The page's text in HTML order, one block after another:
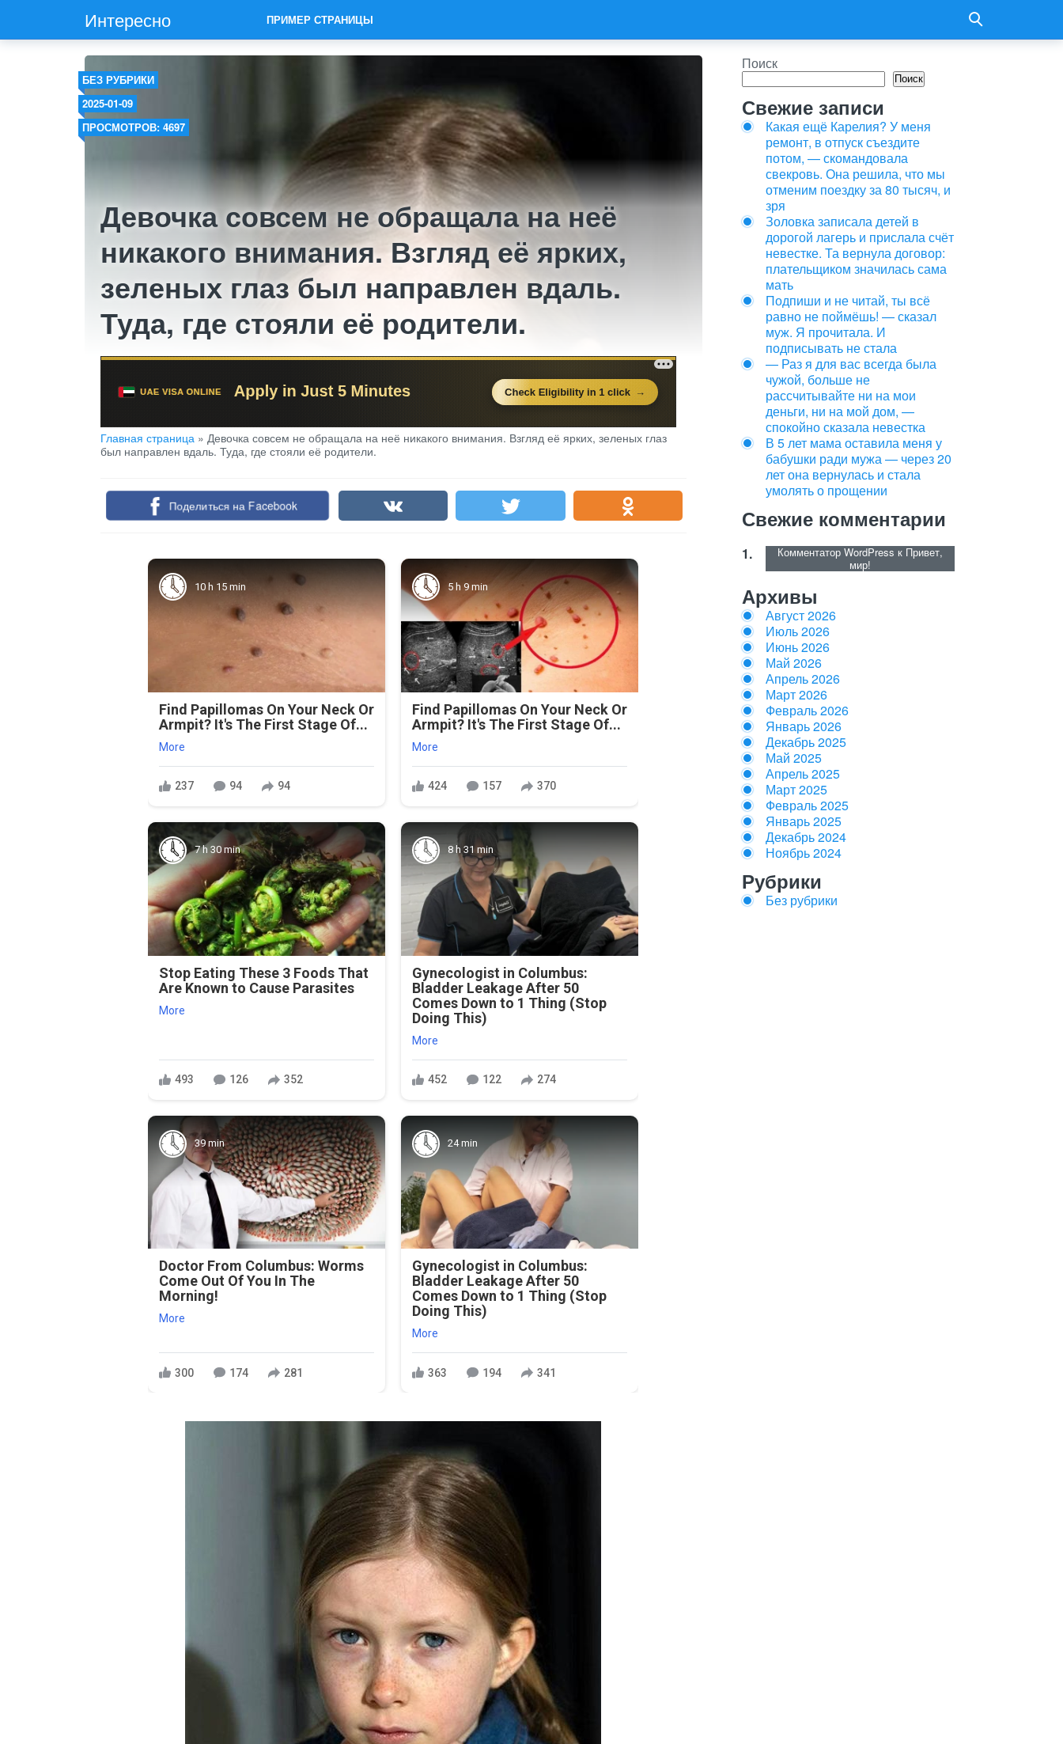
Интересно ПРИМЕР СТРАНИЦЫ
БЕЗ РУБРИКИ
2025-01-09
ПРОСМОТРОВ: 4697
Девочка совсем не обращала на неё
никакого внимания. Взгляд её ярких,
зеленых глаз был направлен вдаль.
Туда, где стояли её родители.
Главная страница » Девочка совсем не обращала на неё никакого внимания. Взгляд её ярких, зеленых глаз
был направлен вдаль. Туда, где стояли её родители.
Поделиться на Facebook
10 h 15 min
Find Papillomas On Your Neck Or
Armpit? It's The First Stage Of...
More
237 94 94
5 h 9 min
Find Papillomas On Your Neck Or
Armpit? It's The First Stage Of...
More
424 157 370
7 h 30 min
Stop Eating These 3 Foods That
Are Known to Cause Parasites
More
493 126 352
8 h 31 min
Gynecologist in Columbus:
Bladder Leakage After 50
Comes Down to 1 Thing (Stop
Doing This)
More
452 122 274
39 min
Doctor From Columbus: Worms
Come Out Of You In The
Morning!
More
300 174 281
24 min
Gynecologist in Columbus:
Bladder Leakage After 50
Comes Down to 1 Thing (Stop
Doing This)
More
363 194 341
Поиск
Поиск
Свежие записи
Какая ещё Карелия? У меня
ремонт, в отпуск съездите
потом, — скомандовала
свекровь. Она решила, что мы
отменим поездку за 80 тысяч, и
зря
Золовка записала детей в
дорогой лагерь и прислала счёт
невестке. Та вернула договор:
плательщиком значилась сама
мать
Подпиши и не читай, ты всё
равно не поймёшь! — сказал
муж. Я прочитала. И
подписывать не стала
— Раз я для вас всегда была
чужой, больше не
рассчитывайте ни на мои
деньги, ни на мой дом, —
спокойно сказала невестка
В 5 лет мама оставила меня у
бабушки ради мужа — через 20
лет она вернулась и стала
умолять о прощении
Свежие комментарии
Комментатор WordPress к Привет,
мир!
Архивы
Август 2026
Июль 2026
Июнь 2026
Май 2026
Апрель 2026
Март 2026
Февраль 2026
Январь 2026
Декабрь 2025
Май 2025
Апрель 2025
Март 2025
Февраль 2025
Январь 2025
Декабрь 2024
Ноябрь 2024
Рубрики
Без рубрики